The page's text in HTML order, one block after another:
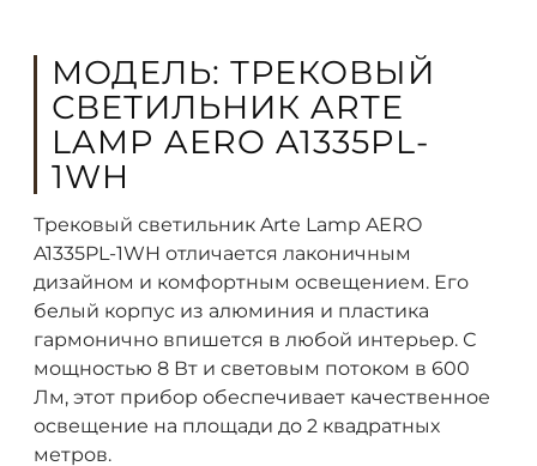
МОДЕЛЬ: ТРЕКОВЫЙ
СВЕТИЛЬНИК ARTE
LAMP AERO A1335PL-
1WH
Трековый светильник Arte Lamp AERO
A1335PL-1WH отличается лаконичным
дизайном и комфортным освещением. Его
белый корпус из алюминия и пластика
гармонично впишется в любой интерьер. С
мощностью 8 Вт и световым потоком в 600
Лм, этот прибор обеспечивает качественное
освещение на площади до 2 квадратных
метров.